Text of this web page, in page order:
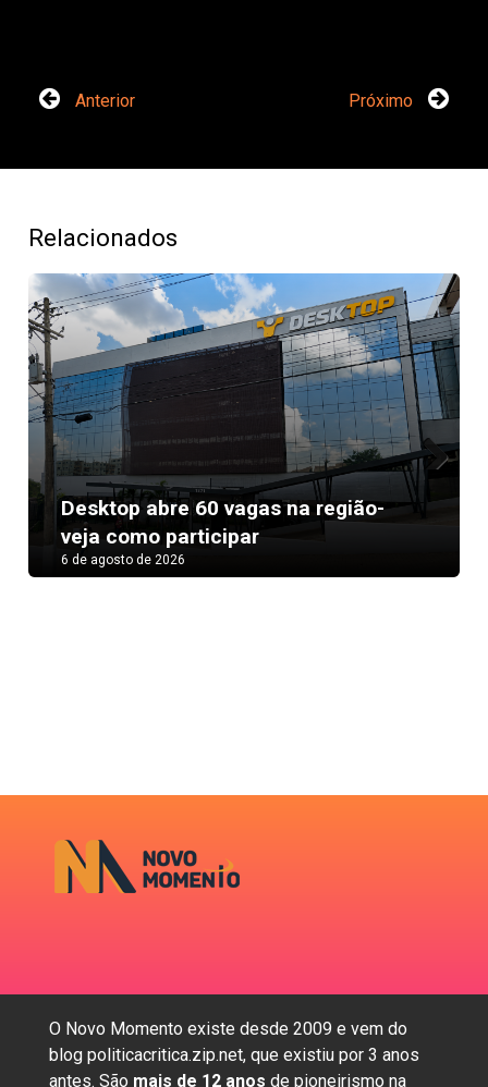
Anterior Próximo
Relacionados
Desktop abre 60 vagas na região-
veja como participar
6 de agosto de 2026
Next
O Novo Momento existe desde 2009 e vem do
blog politicacritica.zip.net, que existiu por 3 anos
antes. São mais de 12 anos de pioneirismo na